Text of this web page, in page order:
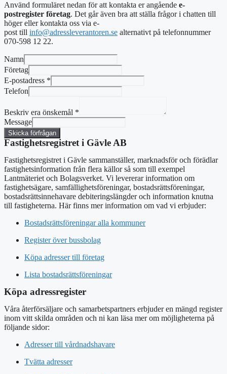
Använd formuläret nedan för att kontakta er angående e-
postregister företag. Det går även bra att ställa frågor i chatten till
höger ellerkontakta oss via e-
post till info@adressleverantoren.se alternativt på telefonnummer
070-598 12 22.
Namn
Företag
E-postadress *
Telefon
Beskriv era önskemål *
Message
Skicka förfrågan
Fastighetsregistret i Gävle AB
Fastighetsregistret i Gävle sammanställer, marknadsför och förädlar
fastighetsinformation från flera källor så som till exempel
Lantmäteriet och Bolagsverket. Vi levererar information om
fastighetsägare, samfällighetsföreningar, bostadsrättsföreningar,
bostadsrättsinnehavare debiteringslängder och information knutna
till fastigheterna. Här finns mer information om vad vi erbjuder:
Bostadsrättsföreningar alla kommuner
Register över bussbolag
Köpa adresser till företag
Lista bostadsrättsföreningar
Köpa adressregister
Våra återförsäljare och samarbetspartners erbjuder en mängd register
inom vitt skilda områden och ni kan läsa mer om möjligheterna på
följande sidor:
Adresser till vårdnadshavare
Tvätta adresser